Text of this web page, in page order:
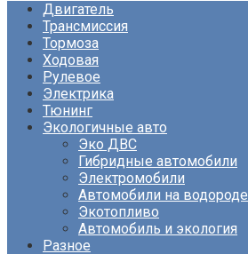
Двигатель
Трансмиссия
Тормоза
Ходовая
Рулевое
Электрика
Тюнинг
Экологичные авто
Эко ДВС
Гибридные автомобили
Электромобили
Автомобили на водороде
Экотопливо
Автомобиль и экология
Разное